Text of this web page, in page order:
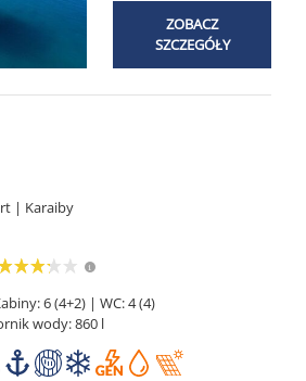
ZOBACZ
SZCZEGÓŁY
| Karaiby
6 (4+2) | WC: 4 (4)
wody: 860 l